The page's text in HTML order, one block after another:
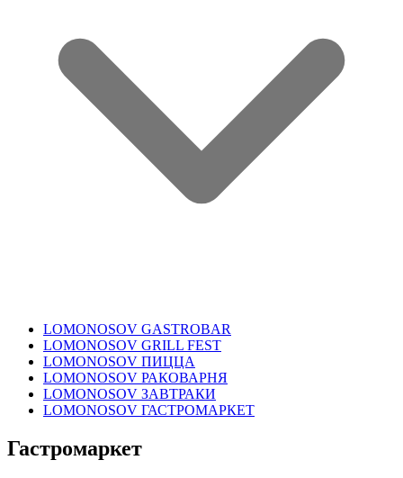
LOMONOSOV GASTROBAR
LOMONOSOV GRILL FEST
LOMONOSOV ПИЦЦА
LOMONOSOV РАКОВАРНЯ
LOMONOSOV ЗАВТРАКИ
LOMONOSOV ГАСТРОМАРКЕТ
Гастромаркет